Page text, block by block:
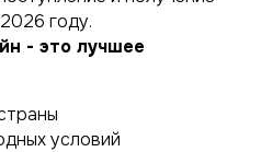
году.
- это лучшее
условий